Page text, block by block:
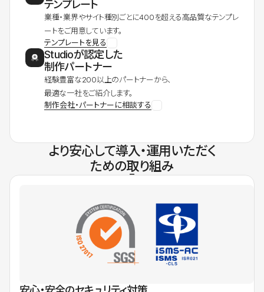
テンプレート
業種・業界やサイト種別ごとに400を超える高品質なテンプレ
ートをご用意しています。
テンプレートを見る
Studioが認定した
制作パートナー
経験豊富な200以上のパートナーから、
最適な一社をご紹介します。
制作会社・パートナーに相談する
より安心して導入・運用いただく
ための取り組み